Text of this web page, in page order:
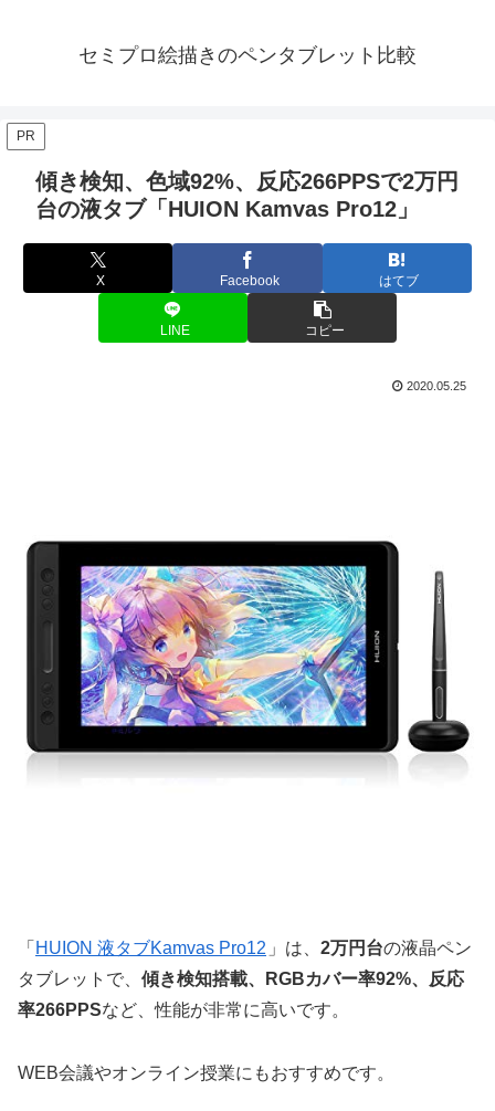
セミプロ絵描きのペンタブレット比較
PR
傾き検知、色域92%、反応266PPSで2万円
台の液タブ「HUION Kamvas Pro12」
X Facebook はてブ
LINE コピー
2020.05.25
「 HUION 液タブKamvas Pro12 」は、 2万円台の液晶ペン
タブレットで、 傾き検知搭載、RGBカバー率92%、反応
率266PPSなど、性能が非常に高いです。
WEB会議やオンライン授業にもおすすめです。